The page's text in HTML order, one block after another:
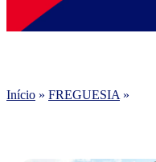
Início » FREGUESIA »